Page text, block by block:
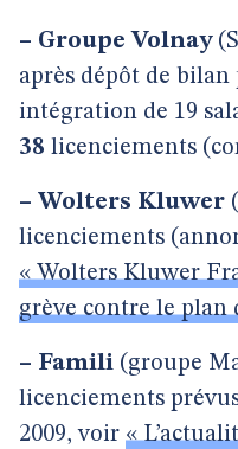
– Groupe Volnay
après dépôt de bilan
intégration de 19
38 licenciements
– Wolters Kluwer
licenciements
« Wolters Kluwer
grève contre le plan
– Famili (groupe
licenciements
2009, voir «